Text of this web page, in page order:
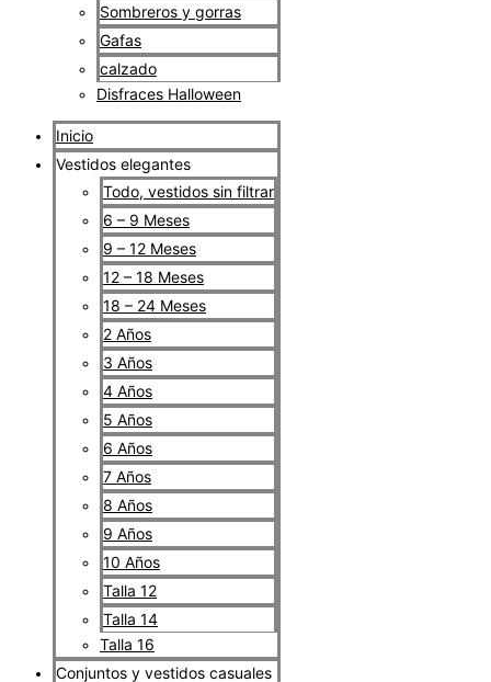
Sombreros y gorras
Gafas
calzado
Disfraces Halloween
Inicio
Vestidos elegantes
Todo, vestidos sin filtrar
6 – 9 Meses
9 – 12 Meses
12 – 18 Meses
18 – 24 Meses
2 Años
3 Años
4 Años
5 Años
6 Años
7 Años
8 Años
9 Años
10 Años
Talla 12
Talla 14
Talla 16
Conjuntos y vestidos casuales